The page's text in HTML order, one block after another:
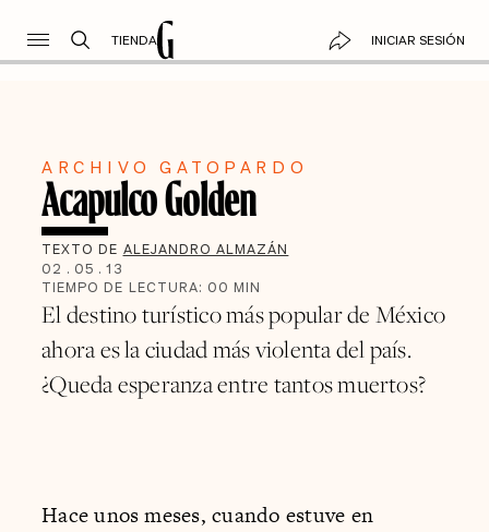
TIENDA INICIAR SESIÓN
ARCHIVO GATOPARDO
Acapulco Golden
TEXTO DE ALEJANDRO ALMAZÁN
02 . 05 . 13
TIEMPO DE LECTURA: 00 MIN
El destino turístico más popular de México
ahora es la ciudad más violenta del país.
¿Queda esperanza entre tantos muertos?
Hace unos meses, cuando estuve en